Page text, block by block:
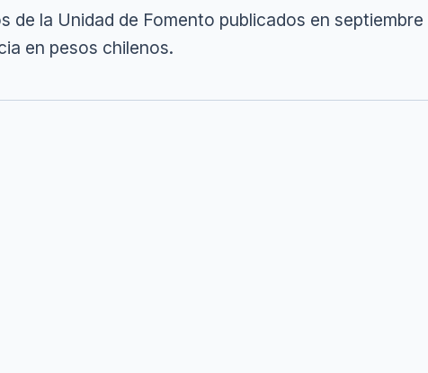
de la Unidad de Fomento publicados en septiembre
en pesos chilenos.